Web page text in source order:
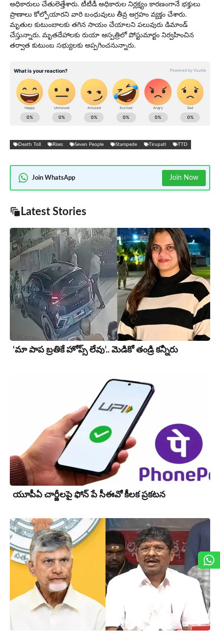
అధికారులు చేతులెత్తేశారు. టీటీడీ అధికారుల నిర్ల‌క్ష్యం కార‌ణంగానే భ‌క్తులు
ప్రాణాలు కోల్పోయార‌ని వారి బంధువులు తీవ్ర ఆగ్ర‌హం వ్య‌క్తం చేశారు.
మృతుల కుటుంబాల‌కు త‌గిన సాయం చేయాల‌ని ప‌లువురు డిమాండ్
చేస్తున్నారు. మృతదేహాల‌కు రుయా ఆస్ప‌త్రిలో పోస్టుమార్టం నిర్వ‌హించిన
త‌ర్వాత కుటుంబ సభ్యులకు అప్పగించ‌నున్నారు.
Death Toll Rises Seven People Stampede Tirupati TTD
Join WhatsApp Join Now
Latest Stories
‘మా పాప బ్రతికే హోప్స్ లేవు’.. మెడికో తండ్రి కన్నీరు
యూపీఏ చార్జీల‌పై ఫోన్ పే సీఈవో కీల‌క ప్ర‌క‌ట‌న‌